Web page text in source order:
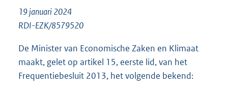
:
1
1
19 januari 2024
RDI-EZK/8579520
De Minister van Economische Zaken en Klimaat
maakt, gelet op artikel 15, eerste lid, van het
Frequentiebesluit 2013, het volgende bekend: